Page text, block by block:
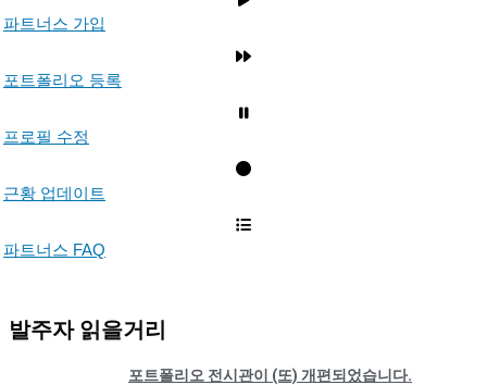
파트너스 가입
포트폴리오 등록
프로필 수정
근황 업데이트
파트너스 FAQ
발주자 읽을거리
포트폴리오 전시관이 (또) 개편되었습니다.